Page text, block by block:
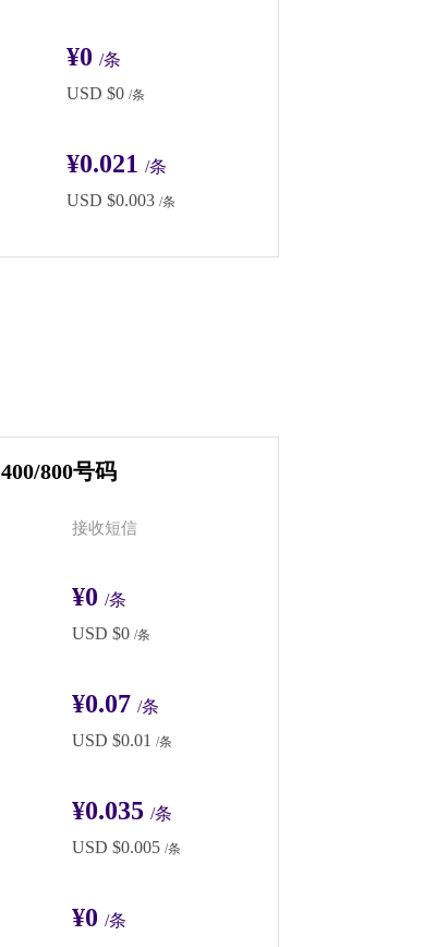
¥0 /条
USD $0 /条
¥0.021 /条
USD $0.003 /条
400/800号码
接收短信
¥0 /条
USD $0 /条
¥0.07 /条
USD $0.01 /条
¥0.035 /条
USD $0.005 /条
¥0 /条